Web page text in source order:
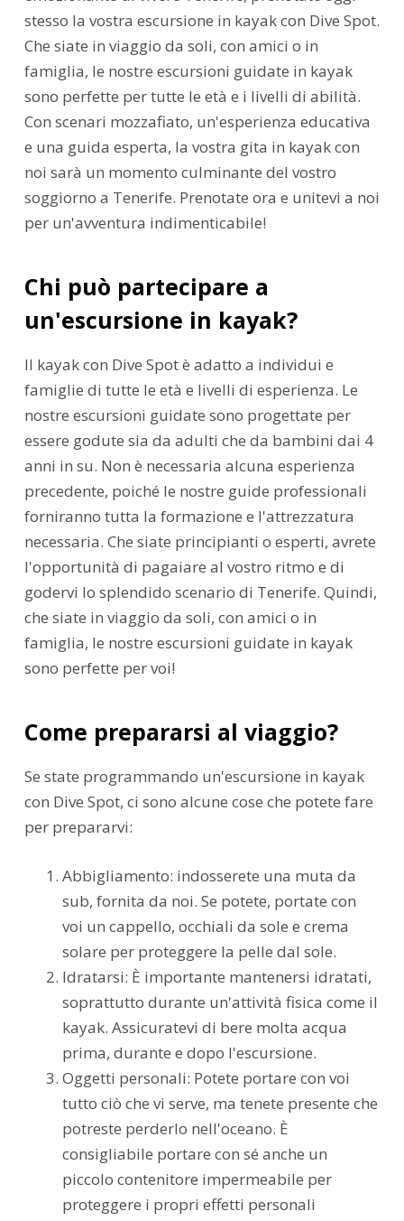
stesso la vostra escursione in kayak con Dive Spot.
Che siate in viaggio da soli, con amici o in
famiglia, le nostre escursioni guidate in kayak
sono perfette per tutte le età e i livelli di abilità.
Con scenari mozzafiato, un'esperienza educativa
e una guida esperta, la vostra gita in kayak con
noi sarà un momento culminante del vostro
soggiorno a Tenerife. Prenotate ora e unitevi a noi
per un'avventura indimenticabile!
Chi può partecipare a
un'escursione in kayak?
Il kayak con Dive Spot è adatto a individui e
famiglie di tutte le età e livelli di esperienza. Le
nostre escursioni guidate sono progettate per
essere godute sia da adulti che da bambini dai 4
anni in su. Non è necessaria alcuna esperienza
precedente, poiché le nostre guide professionali
forniranno tutta la formazione e l'attrezzatura
necessaria. Che siate principianti o esperti, avrete
l'opportunità di pagaiare al vostro ritmo e di
godervi lo splendido scenario di Tenerife. Quindi,
che siate in viaggio da soli, con amici o in
famiglia, le nostre escursioni guidate in kayak
sono perfette per voi!
Come prepararsi al viaggio?
Se state programmando un'escursione in kayak
con Dive Spot, ci sono alcune cose che potete fare
per prepararvi:
Abbigliamento: indosserete una muta da
sub, fornita da noi. Se potete, portate con
voi un cappello, occhiali da sole e crema
solare per proteggere la pelle dal sole.
Idratarsi: È importante mantenersi idratati,
soprattutto durante un'attività fisica come il
kayak. Assicuratevi di bere molta acqua
prima, durante e dopo l'escursione.
Oggetti personali: Potete portare con voi
tutto ciò che vi serve, ma tenete presente che
potreste perderlo nell'oceano. È
consigliabile portare con sé anche un
piccolo contenitore impermeabile per
proteggere i propri effetti personali